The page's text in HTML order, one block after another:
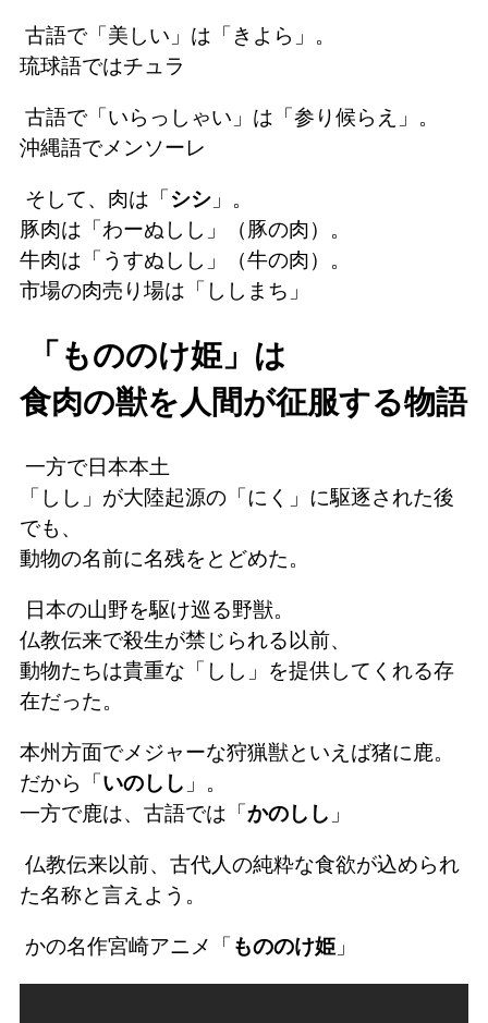
古語で「美しい」は「きよら」。
琉球語ではチュラ
古語で「いらっしゃい」は「参り候らえ」。
沖縄語でメンソーレ
そして、肉は「 シシ」。
豚肉は「わーぬしし」（豚の肉）。
牛肉は「うすぬしし」（牛の肉）。
市場の肉売り場は「ししまち」
「もののけ姫」は
食肉の獣を人間が征服する物語
一方で日本本土
「しし」が大陸起源の「にく」に駆逐された後
でも、
動物の名前に名残をとどめた。
日本の山野を駆け巡る野獣。
仏教伝来で殺生が禁じられる以前、
動物たちは貴重な「しし」を提供してくれる存
在だった。
本州方面でメジャーな狩猟獣といえば猪に鹿。
だから「 いのしし 」。
一方で鹿は、古語では「 かのしし 」
仏教伝来以前、古代人の純粋な食欲が込められ
た名称と言えよう。
かの名作宮崎アニメ「 もののけ姫」